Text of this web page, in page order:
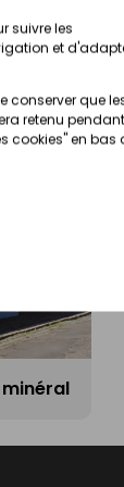
suivre les
et
conserver que
retenu pendant
cookies" en bas